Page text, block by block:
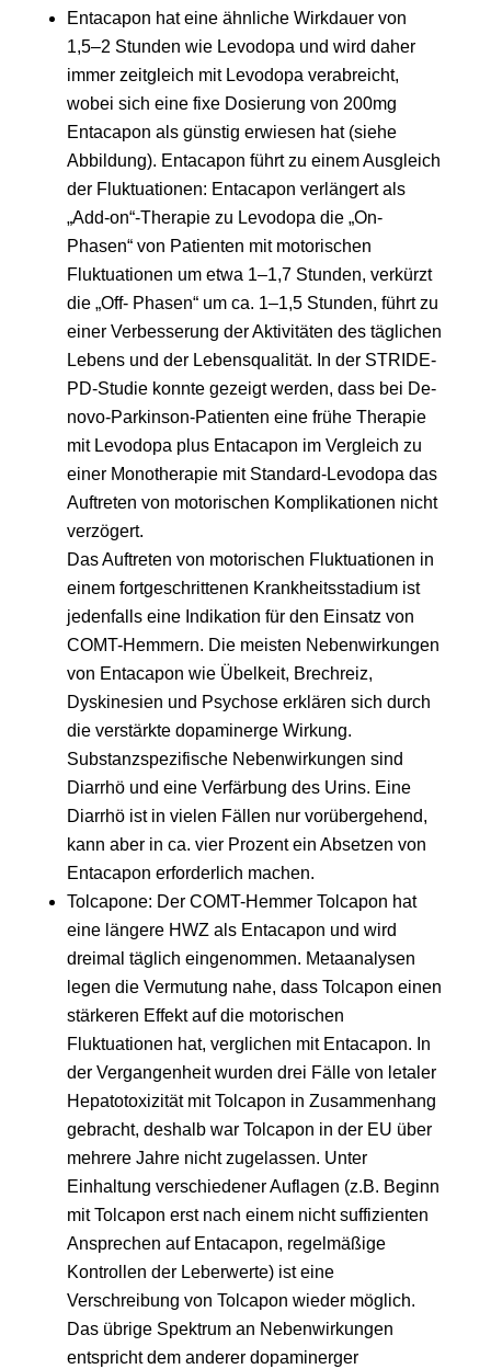
Entacapon hat eine ähnliche Wirkdauer von
1,5–2 Stunden wie Levodopa und wird daher
immer zeitgleich mit Levodopa verabreicht,
wobei sich eine fixe Dosierung von 200mg
Entacapon als günstig erwiesen hat (siehe
Abbildung). Entacapon führt zu einem Ausgleich
der Fluktuationen: Entacapon verlängert als
„Add-on“-Therapie zu Levodopa die „On-
Phasen“ von Patienten mit motorischen
Fluktuationen um etwa 1–1,7 Stunden, verkürzt
die „Off- Phasen“ um ca. 1–1,5 Stunden, führt zu
einer Verbesserung der Aktivitäten des täglichen
Lebens und der Lebensqualität. In der STRIDE-
PD-Studie konnte gezeigt werden, dass bei De-
novo-Parkinson-Patienten eine frühe Therapie
mit Levodopa plus Entacapon im Vergleich zu
einer Monotherapie mit Standard-Levodopa das
Auftreten von motorischen Komplikationen nicht
verzögert.
Das Auftreten von motorischen Fluktuationen in
einem fortgeschrittenen Krankheitsstadium ist
jedenfalls eine Indikation für den Einsatz von
COMT-Hemmern. Die meisten Nebenwirkungen
von Entacapon wie Übelkeit, Brechreiz,
Dyskinesien und Psychose erklären sich durch
die verstärkte dopaminerge Wirkung.
Substanzspezifische Nebenwirkungen sind
Diarrhö und eine Verfärbung des Urins. Eine
Diarrhö ist in vielen Fällen nur vorübergehend,
kann aber in ca. vier Prozent ein Absetzen von
Entacapon erforderlich machen.
Tolcapone: Der COMT-Hemmer Tolcapon hat
eine längere HWZ als Entacapon und wird
dreimal täglich eingenommen. Metaanalysen
legen die Vermutung nahe, dass Tolcapon einen
stärkeren Effekt auf die motorischen
Fluktuationen hat, verglichen mit Entacapon. In
der Vergangenheit wurden drei Fälle von letaler
Hepatotoxizität mit Tolcapon in Zusammenhang
gebracht, deshalb war Tolcapon in der EU über
mehrere Jahre nicht zugelassen. Unter
Einhaltung verschiedener Auflagen (z.B. Beginn
mit Tolcapon erst nach einem nicht suffizienten
Ansprechen auf Entacapon, regelmäßige
Kontrollen der Leberwerte) ist eine
Verschreibung von Tolcapon wieder möglich.
Das übrige Spektrum an Nebenwirkungen
entspricht dem anderer dopaminerger